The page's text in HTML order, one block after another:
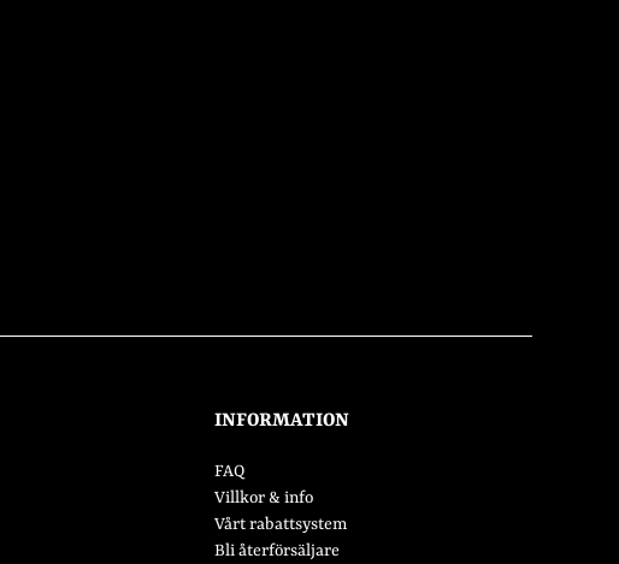
INFORMATION
FAQ
Villkor & info
Vårt rabattsystem
Bli återförsäljare